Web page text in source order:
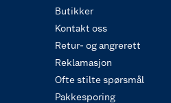
Butikker
Kontakt oss
Retur- og angrerett
Reklamasjon
Ofte stilte spørsmål
Pakkesporing